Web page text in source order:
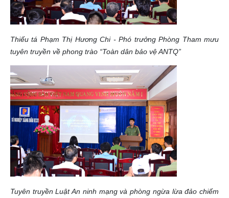
Thiếu tá Phạm Thị Hương Chi - Phó trưởng Phòng Tham mưu
tuyên truyền về phong trào “Toàn dân bảo vệ ANTQ”
Tuyên truyền Luật An ninh mạng và phòng ngừa lừa đảo chiếm